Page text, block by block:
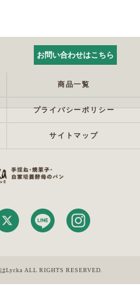
お問い合わせはこちら
商品一覧
プライバシーポリシー
サイトマップ
Lycka ALL RIGHTS RESERVED.